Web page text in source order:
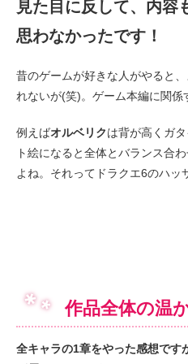
見た目に反して、内容
思わなかったです！
昔のゲームが好きな人がやると
れないが(笑)。ゲーム本編に関係
例えばオルベリクは背が高くガ
ト絵になると全体とバランス合
よね。それってドラクエ6のハッ
作品全体の温
全キャラの1章をやった感想です